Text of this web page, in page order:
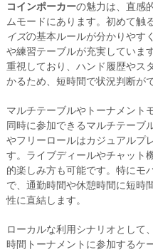
コインポーカーの魅力は、直感
ムモードにあります。初めて触
イズの基本ルールが分かりやす
や練習テーブルが充実していま
重視しており、ハンド履歴やス
かるため、短時間で状況判断が
マルチテーブルやトーナメント
同時に参加できるマルチテーブ
やフリーロールはカジュアルプ
す。ライブディールやチャット
的楽しみ方も可能です。特にモ
で、通勤時間や休憩時間に短時
性に直結します。
ローカルな利用シナリオとして
時間トーナメントに参加するケ